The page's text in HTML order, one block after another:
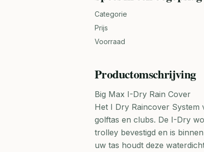
Categorie
Prijs
Voorraad
Productomschrijving
Big Max I-Dry Rain Cover
Het I Dry Raincover System
golftas en clubs. De I-Dry
trolley bevestigd en is
uw tas houdt deze